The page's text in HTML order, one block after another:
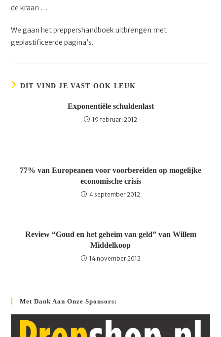
de kraan …
We gaan het preppershandboek uitbrengen met
geplastificeerde pagina’s.
DIT VIND JE VAST OOK LEUK
Exponentiële schuldenlast
19 februari 2012
77% van Europeanen voor voorbereiden op mogelijke
economische crisis
4 september 2012
Review “Goud en het geheim van geld” van Willem
Middelkoop
14 november 2012
Met Dank Aan Onze Sponsors: